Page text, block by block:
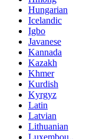
Hungarian
Icelandic
Igbo
Javanese
Kannada
Kazakh
Khmer
Kurdish
Kyrgyz
Latin
Latvian
Lithuanian